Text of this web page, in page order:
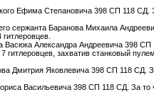
Ефима Степановича 398 СП 118
сержанта Баранова Михаила
Васюка Александра Андреевича 398
захватив станковый
Дмитрия Яковлевича 398 СП 118 СД.
Васильевича 398 СП 118 СД. За